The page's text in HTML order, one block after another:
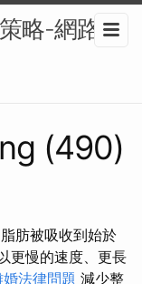
略-網路行
(490)
肪被吸收到始於
更慢的速度、更長
婚法律問題 減少整